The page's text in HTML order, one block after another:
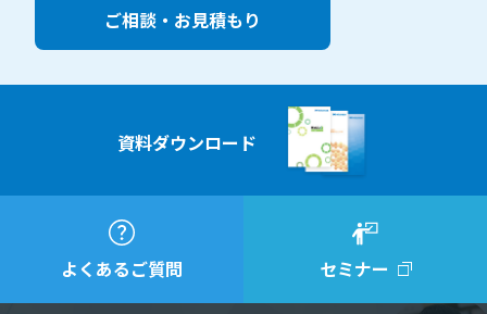
ご相談・お見積もり
資料ダウンロード
よくあるご質問 セミナー